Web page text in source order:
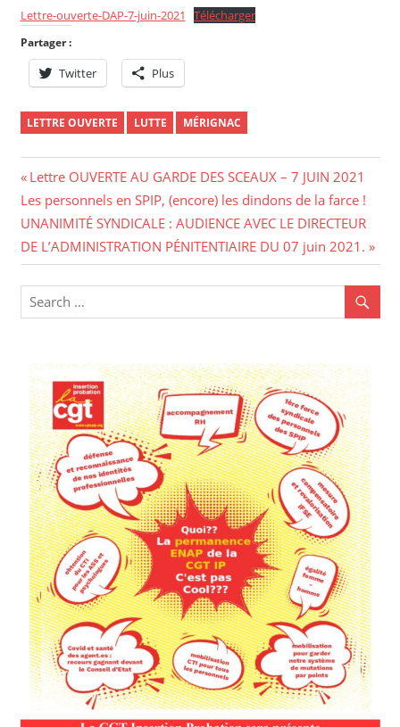
Lettre-ouverte-DAP-7-juin-2021 Télécharger
Partager :
Twitter Plus
LETTRE OUVERTE LUTTE MÉRIGNAC
Navigation
de
l’article
Previous
Post:
Lettre OUVERTE AU GARDE DES SCEAUX – 7 JUIN 2021
Next
Post:
Les personnels en SPIP, (encore) les dindons de la farce !
UNANIMITÉ SYNDICALE : AUDIENCE AVEC LE DIRECTEUR
DE L’ADMINISTRATION PÉNITENTIAIRE DU 07 juin 2021.